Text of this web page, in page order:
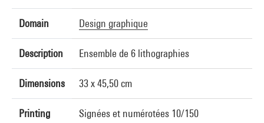
Domain Design graphique
Description Ensemble de 6 lithographies
Dimensions 33 x 45,50 cm
Printing Signées et numérotées 10/150